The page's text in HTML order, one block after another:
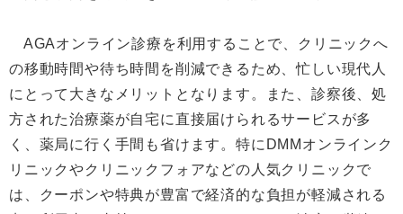
AGAオンライン診療を利用することで、クリニックへ
の移動時間や待ち時間を削減できるため、忙しい現代人
にとって大きなメリットとなります。また、診察後、処
方された治療薬が自宅に直接届けられるサービスが多
く、薬局に行く手間も省けます。特にDMMオンラインク
リニックやクリニックフォアなどの人気クリニックで
は、クーポンや特典が豊富で経済的な負担が軽減される